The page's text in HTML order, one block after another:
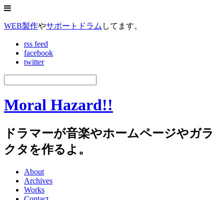
WEB製作やサポートドラム してます。
rss feed
facebook
twitter
Moral Hazard!!
ドラマーが音楽やホームページやガラ
クタを作るよ。
About
Archives
Works